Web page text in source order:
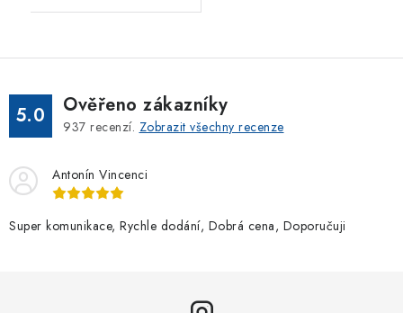
5.0 Ověřeno zákazníky
937 recenzí. Zobrazit všechny recenze
Antonín Vincenci
Super komunikace, Rychle dodání, Dobrá cena, Doporučuji